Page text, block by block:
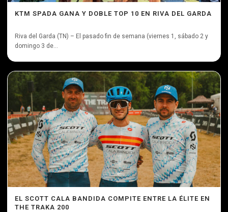
KTM SPADA GANA Y DOBLE TOP 10 EN RIVA DEL GARDA
Riva del Garda (TN) – El pasado fin de semana (viernes 1, sábado 2 y
domingo 3 de...
EL SCOTT CALA BANDIDA COMPITE ENTRE LA ÉLITE EN
THE TRAKA 200